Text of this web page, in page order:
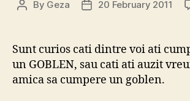
Post
By Geza
Post20 February 2011
Sunt curios cati dintre voi ati
un GOBLEN, sau cati ati auzit
amica sa cumpere un goblen.